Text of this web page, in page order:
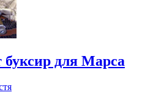
буксир для Марса